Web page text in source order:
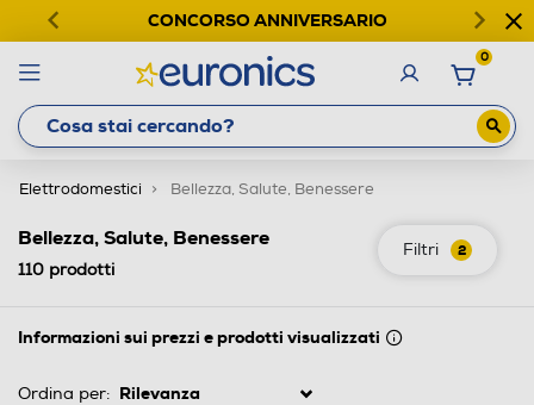
CONCORSO ANNIVERSARIO
0
Elettrodomestici Bellezza, Salute, Benessere
Filtri 2
Bellezza, Salute, Benessere
110 prodotti
Informazioni sui prezzi e prodotti visualizzati
Ordina per: